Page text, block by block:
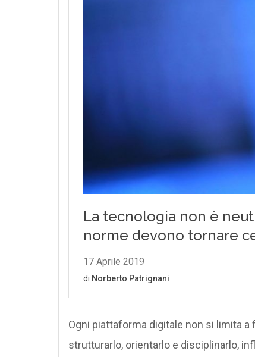
Ogni piattaforma digitale non si limita
strutturarlo, orientarlo e disciplinarlo,